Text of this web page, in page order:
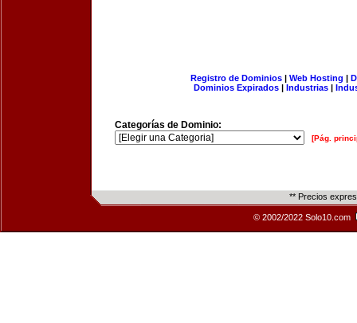
Registro de Dominios| Web Hosting |
Dominios Expirados | Industrias |
Categorías de Dominio:
[Pág.
** Precios
© 2002/2022 Solo10.com